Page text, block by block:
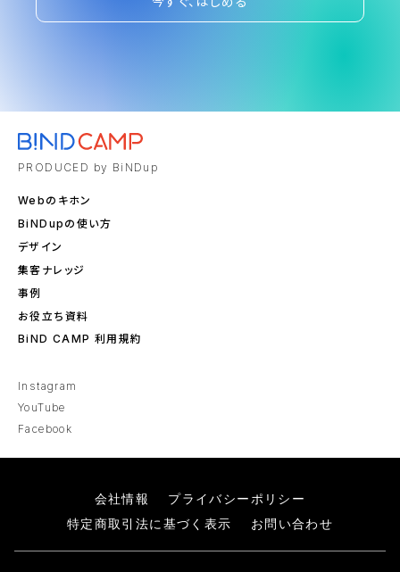
PRODUCED by BiNDup
Webのキホン
BiNDupの使い方
デザイン
集客ナレッジ
事例
お役立ち資料
BiND CAMP 利用規約
Instagram
YouTube
Facebook
会社情報
プライバシーポリシー
特定商取引法に基づく表示
お問い合わせ